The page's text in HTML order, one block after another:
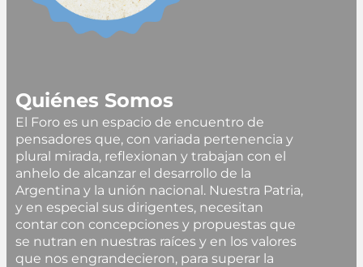
Quiénes Somos
El Foro es un espacio de encuentro de
pensadores que, con variada pertenencia y
plural mirada, reflexionan y trabajan con el
anhelo de alcanzar el desarrollo de la
Argentina y la unión nacional. Nuestra Patria,
y en especial sus dirigentes, necesitan
contar con concepciones y propuestas que
se nutran en nuestras raíces y en los valores
que nos engrandecieron, para superar la